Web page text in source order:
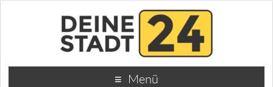
Menü